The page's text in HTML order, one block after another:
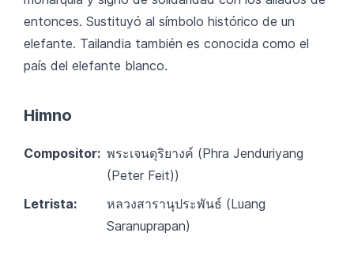
entonces. Sustituyó al símbolo histórico de un
elefante. Tailandia también es conocida como el
país del elefante blanco.
Himno
Compositor: พระเจนดุริยางค์ (Phra Jenduriyang
(Peter Feit))
Letrista:
หลวงสารานุประพันธ์ (Luang
Saranuprapan)